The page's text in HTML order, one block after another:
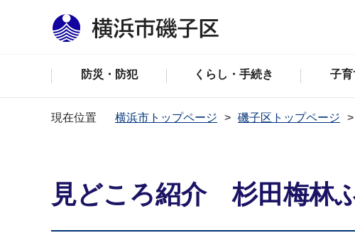
防災・防犯 くらし・手続き 子
現在位置 横浜市トップページ 磯子区トップページ
見どころ紹介 杉田梅林